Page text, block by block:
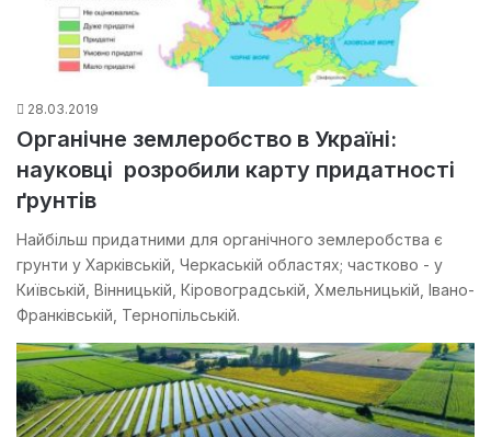
28.03.2019
Органічне землеробство в Україні:
науковці розробили карту придатності
ґрунтів
Найбільш придатними для органічного землеробства є
грунти у Харківській, Черкаській областях; частково - у
Київській, Вінницькій, Кіровоградській, Хмельницькій, Івано-
Франківській, Тернопільській.